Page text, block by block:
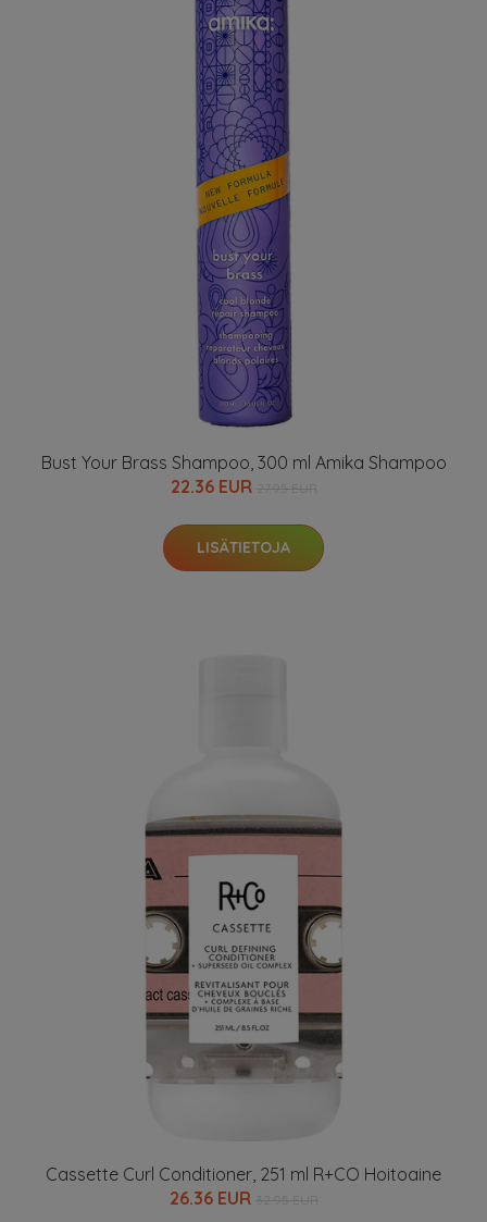
Bust Your Brass Shampoo, 300 ml Amika Shampoo
22.36 EUR
LISÄTIETOJA
Cassette Curl Conditioner, 251 ml R+CO Hoitoaine
26.36 EUR